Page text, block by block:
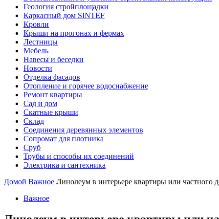
Геология стройплощадки
Каркасный дом SINTEF
Кровли
Крыши на прогонах и фермах
Лестницы
Мебель
Навесы и беседки
Новости
Отделка фасадов
Отопление и горячее водоснабжение
Ремонт квартиры
Сад и дом
Скатные крыши
Склад
Соединения деревянных элементов
Сопромат для плотника
Сруб
Трубы и способы их соединений
Электрика и сантехника
Домой Важное Линолеум в интерьере квартиры или частного
Важное